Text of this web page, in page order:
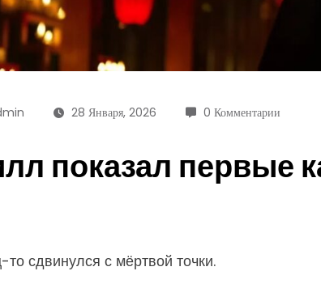
28 Января, 2026 0 Комментарии
показал первые
сдвинулся с мёртвой точки.